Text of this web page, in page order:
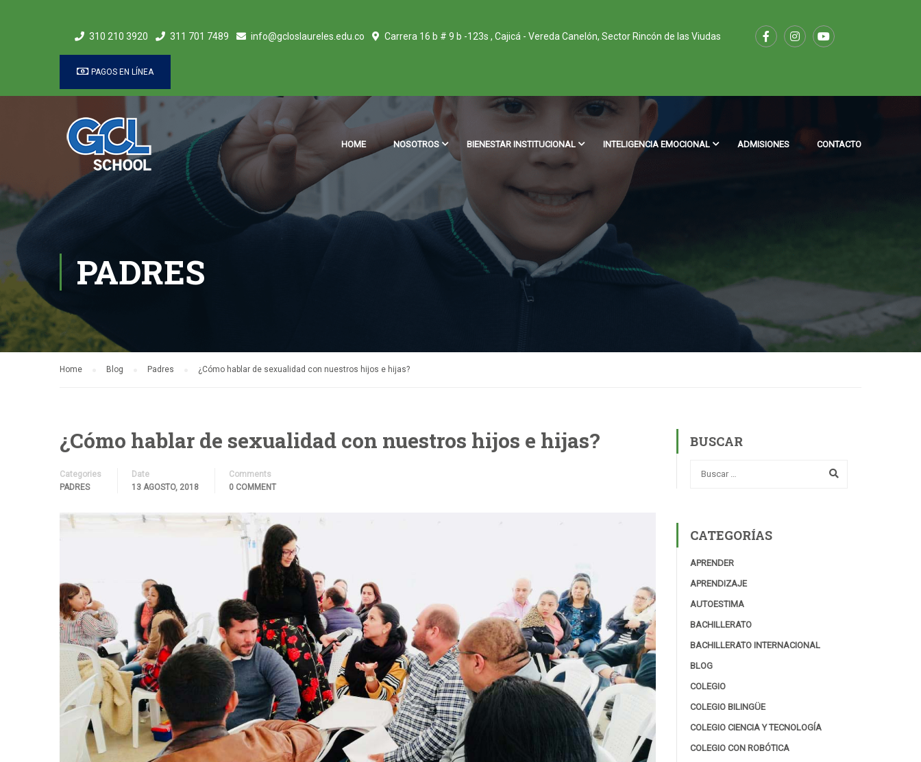
310 210 3920 311 701 7489 info@gcloslaureles.edu.co Carrera 16 b # 9 b -123s , Cajicá - Vereda Canelón, Sector Rincón de las Viudas
PAGOS EN LÍNEA
HOME NOSOTROS BIENESTAR INSTITUCIONAL INTELIGENCIA EMOCIONAL ADMISIONES CONTACTO
PADRES
Home Blog Padres ¿Cómo hablar de sexualidad con nuestros hijos e hijas?
¿Cómo hablar de sexualidad con nuestros hijos e hijas?
Categories
PADRES
Date
13 AGOSTO, 2018
Comments
0 COMMENT
BUSCAR
CATEGORÍAS
APRENDER
APRENDIZAJE
AUTOESTIMA
BACHILLERATO
BACHILLERATO INTERNACIONAL
BLOG
COLEGIO
COLEGIO BILINGÜE
COLEGIO CIENCIA Y TECNOLOGÍA
COLEGIO CON ROBÓTICA